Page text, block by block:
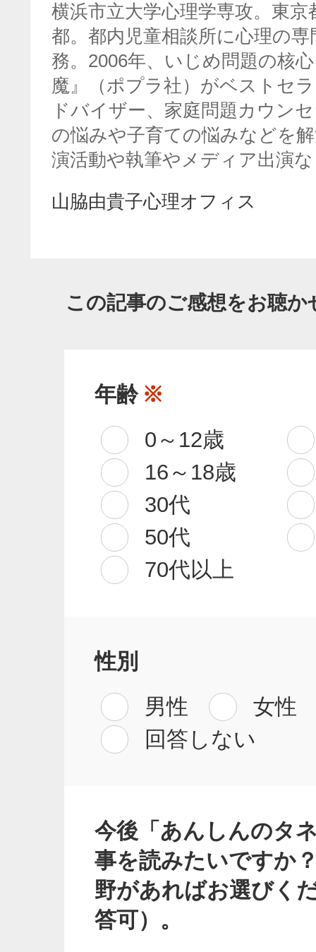
横浜市立大学心理学専攻。東
都。都内児童相談所に心理の
務。2006年、いじめ問題の核
魔』（ポプラ社）がベストセ
ドバイザー、家庭問題カウン
の悩みや子育ての悩みなどを
演活動や執筆やメディア出演
山脇由貴子心理オフィス
この記事のご感想をお聴か
年齢 ※
0～12歳
16～18歳
30代
50代
70代以上
性別
男性
女性
回答しない
今後「あんしんのタ
事を読みたいですか
野があればお選びく
答可）。